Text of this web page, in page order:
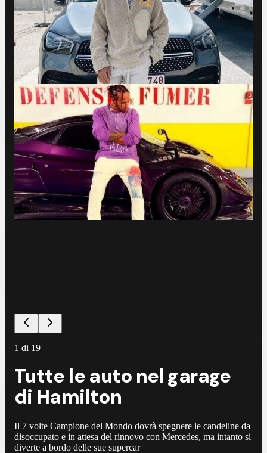
1 di 19
Tutte le auto nel garage
di Hamilton
Il 7 volte Campione del Mondo dovrà spegnere le candeline da
disoccupato e in attesa del rinnovo con Mercedes, ma intanto si
diverte a bordo delle sue supercar